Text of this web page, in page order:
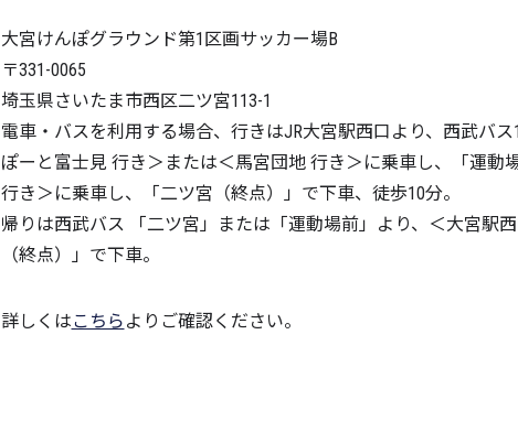
大宮けんぽグラウンド第1区画サッカー場B
〒331-0065
埼玉県さいたま市西区二ツ宮113-1
電車・バスを利用する場合、行きはJR大宮駅西口より、西武バ
ぽーと富士見 行き＞または＜馬宮団地 行き＞に乗車し、「運動
行き＞に乗車し、「二ツ宮（終点）」で下車、徒歩10分。
帰りは西武バス 「二ツ宮」または「運動場前」より、＜大宮駅
（終点）」で下車。
詳しくはこちら よりご確認ください。